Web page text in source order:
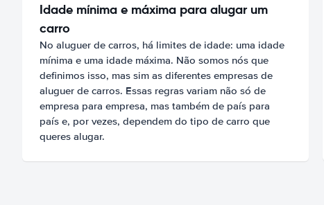
Idade mínima e máxima para alugar um
carro
No aluguer de carros, há limites de idade: uma idade
mínima e uma idade máxima. Não somos nós que
definimos isso, mas sim as diferentes empresas de
aluguer de carros. Essas regras variam não só de
empresa para empresa, mas também de país para
país e, por vezes, dependem do tipo de carro que
queres alugar.